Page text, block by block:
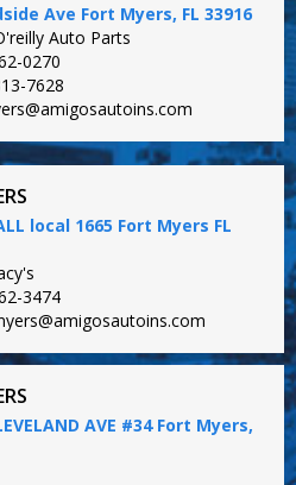
Ave Fort Myers, FL 33916
Auto Parts
0270
7628
local 1665 Fort Myers FL
3474
AVE #34 Fort Myers,